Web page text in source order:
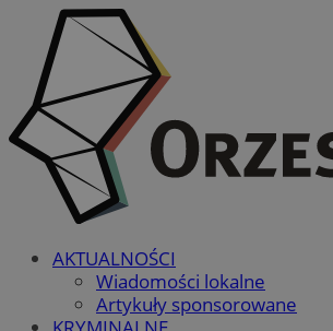
AKTUALNOŚCI
Wiadomości lokalne
Artykuły sponsorowane